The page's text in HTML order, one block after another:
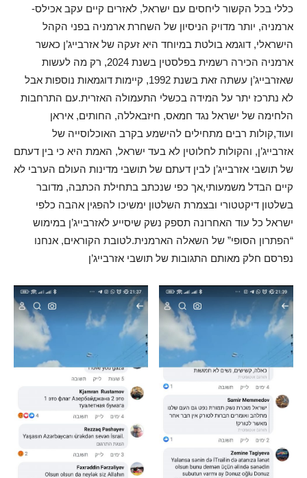
כללי בכל הקשור ליחסים עם ישראל, לאזרים קיים עקב אכילס-
ארמניה, יותר מדויק הניסיון של השחרת ארמניה בפני הקהל
הישראלי, דוגמא בולטת במיוחד היא זעקה של אזרבייג’ן כאשר
ארמניה הכירה רשמית בפלסטין בשנת 2024, רק מה לעשות
שאזרבייג’ן עשתה זאת בשנת 1992, קיימות דוגמאות נוספות אבל
לא נתרכז יתר על המידה בכשלי התעמולה האזרית.עם התרחבות
הלחימה של ישראל נגד חמאס, חיזבאללה, החותים, איראן
ועוד,קולות רבים מתחילים להישמע בקרב האוכלוסייה של
אזרבייג’ן, והקולות לחלוטין לא בעד ישראל, האמת היא כי בין דעתם
של תושבי אזרבייג’ן לבין דעתם של תושבי מדינות העולם הערבי לא
קיים הבדל משמעותי,אך כפי שנכתב בתחילת הכתבה, מדובר
בשלטון דיקטטורי ובצמרת השלטון ימשיכו להפגין אהבה כלפי
ישראל כל עוד האחרונה תספק נשק שיסייע לאזרבייג’ן במימוש
“הפתרון הסופי” של השאלה הארמנית.לטובת הקוראים, אנחנו
נפרסם חלק מאותם התגובות של תושבי אזרבייג’ן